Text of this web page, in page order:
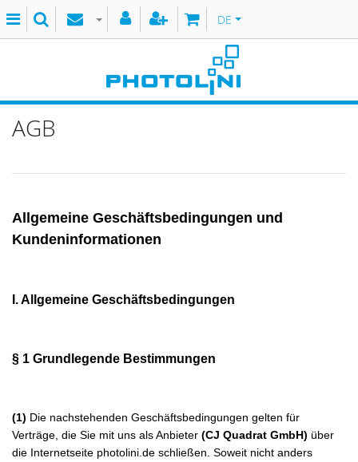
DE
AGB
Allgemeine Geschäftsbedingungen und
Kundeninformationen
I. Allgemeine Geschäftsbedingungen
§ 1 Grundlegende Bestimmungen
(1) Die nachstehenden Geschäftsbedingungen gelten für
Verträge, die Sie mit uns als Anbieter (CJ Quadrat GmbH) über
die Internetseite photolini.de schließen. Soweit nicht anders